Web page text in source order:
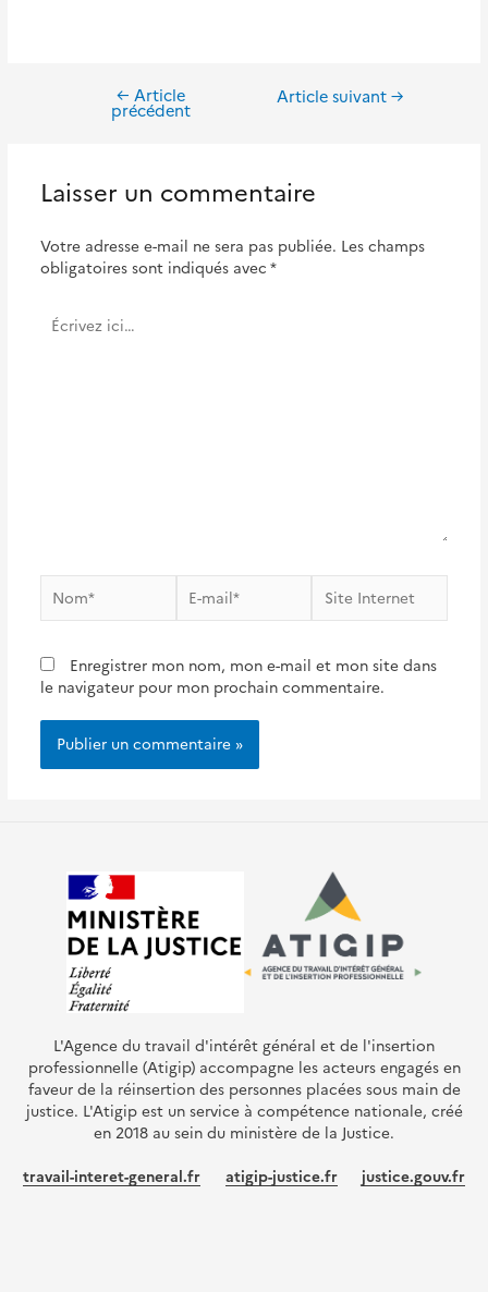
Navigation
← Article
précédent
Article suivant→
Laisser un commentaire
Votre adresse e-mail ne sera pas publiée. Les champs
obligatoires sont indiqués avec *
ici…
mail*
Internet
Enregistrer mon nom, mon e-mail et mon site dans
le navigateur pour mon prochain commentaire.
L'Agence du travail d'intérêt général et de l'insertion
professionnelle (Atigip) accompagne les acteurs engagés en
faveur de la réinsertion des personnes placées sous main de
justice. L'Atigip est un service à compétence nationale, créé
en 2018 au sein du ministère de la Justice.
travail-interet-general.fr atigip-justice.fr justice.gouv.fr